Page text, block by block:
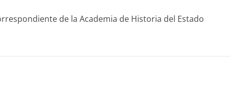
de la Academia de Historia del Estado